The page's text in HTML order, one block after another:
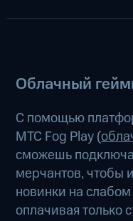
Облачный
С помощью
МТС Fog Play (
сможешь
мерчантов, чтобы
новинки на
оплачивая только